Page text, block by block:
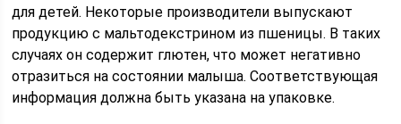
для детей. Некоторые производители выпускают
продукцию с мальтодекстрином из пшеницы. В таких
случаях он содержит глютен, что может негативно
отразиться на состоянии малыша. Соответствующая
информация должна быть указана на упаковке.